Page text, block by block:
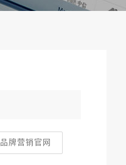
品牌营销官网